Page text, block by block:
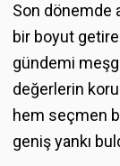
Son dönemde
bir boyut
gündemi
değerlerin
hem seçmen
geniş yankı